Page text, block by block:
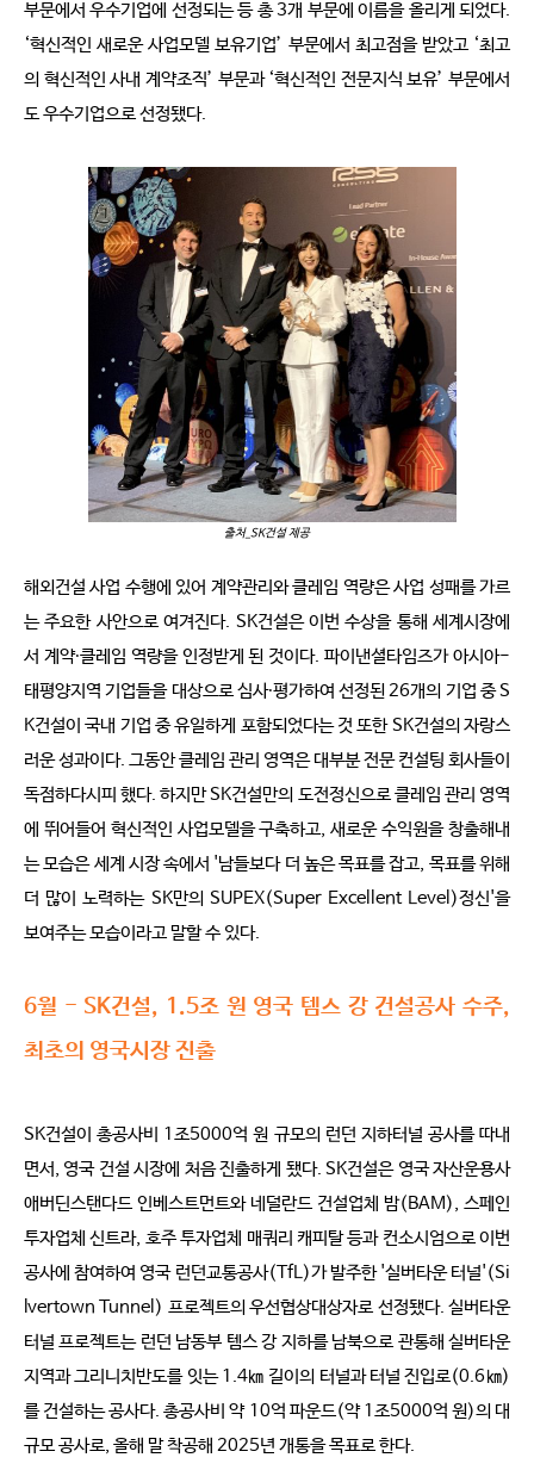
부문에서 우수기업에 선정되는 등 총 3개 부문에 이름을 올리게 되었다.
‘혁신적인 새로운 사업모델 보유기업’ 부문에서 최고점을 받았고 ‘최고
의 혁신적인 사내 계약조직’ 부문과 ‘혁신적인 전문지식 보유’ 부문에서
도 우수기업으로 선정됐다.
출처_SK건설 제공
해외건설 사업 수행에 있어 계약관리와 클레임 역량은 사업 성패를 가르
는 주요한 사안으로 여겨진다. SK건설은 이번 수상을 통해 세계시장에
서 계약∙클레임 역량을 인정받게 된 것이다. 파이낸셜타임즈가 아시아-
태평양지역 기업들을 대상으로 심사∙평가하여 선정된 26개의 기업 중 S
K건설이 국내 기업 중 유일하게 포함되었다는 것 또한 SK건설의 자랑스
러운 성과이다. 그동안 클레임 관리 영역은 대부분 전문 컨설팅 회사들이
독점하다시피 했다. 하지만 SK건설만의 도전정신으로 클레임 관리 영역
에 뛰어들어 혁신적인 사업모델을 구축하고, 새로운 수익원을 창출해내
는 모습은 세계 시장 속에서 '남들보다 더 높은 목표를 잡고, 목표를 위해
더 많이 노력하는 SK만의 SUPEX(Super Excellent Level)정신'을
보여주는 모습이라고 말할 수 있다.
6월 - SK건설, 1.5조 원 영국 템스 강 건설공사 수주,
최초의 영국시장 진출
SK건설이 총공사비 1조5000억 원 규모의 런던 지하터널 공사를 따내
면서, 영국 건설 시장에 처음 진출하게 됐다. SK건설은 영국 자산운용사
애버딘스탠다드 인베스트먼트와 네덜란드 건설업체 밤(BAM), 스페인
투자업체 신트라, 호주 투자업체 매쿼리 캐피탈 등과 컨소시엄으로 이번
공사에 참여하여 영국 런던교통공사(TfL)가 발주한 '실버타운 터널'(Si
lvertown Tunnel) 프로젝트의 우선협상대상자로 선정됐다. 실버타운
터널 프로젝트는 런던 남동부 템스 강 지하를 남북으로 관통해 실버타운
지역과 그리니치반도를 잇는 1.4㎞ 길이의 터널과 터널 진입로(0.6㎞)
를 건설하는 공사다. 총공사비 약 10억 파운드(약 1조5000억 원)의 대
규모 공사로, 올해 말 착공해 2025년 개통을 목표로 한다.